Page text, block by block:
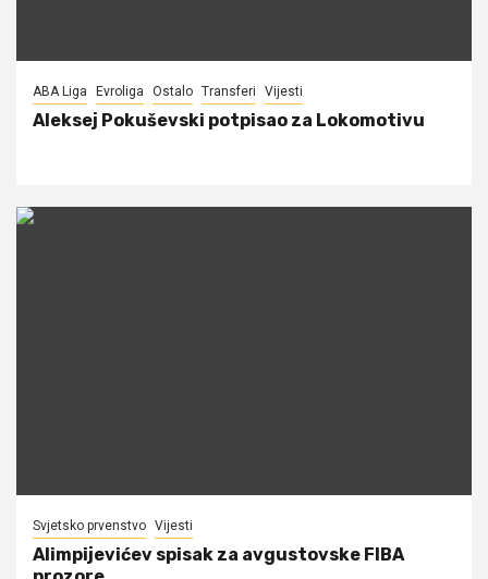
ABA Liga Evroliga Ostalo Transferi Vijesti
Aleksej Pokuševski potpisao za Lokomotivu
Svjetsko prvenstvo Vijesti
Alimpijevićev spisak za avgustovske FIBA